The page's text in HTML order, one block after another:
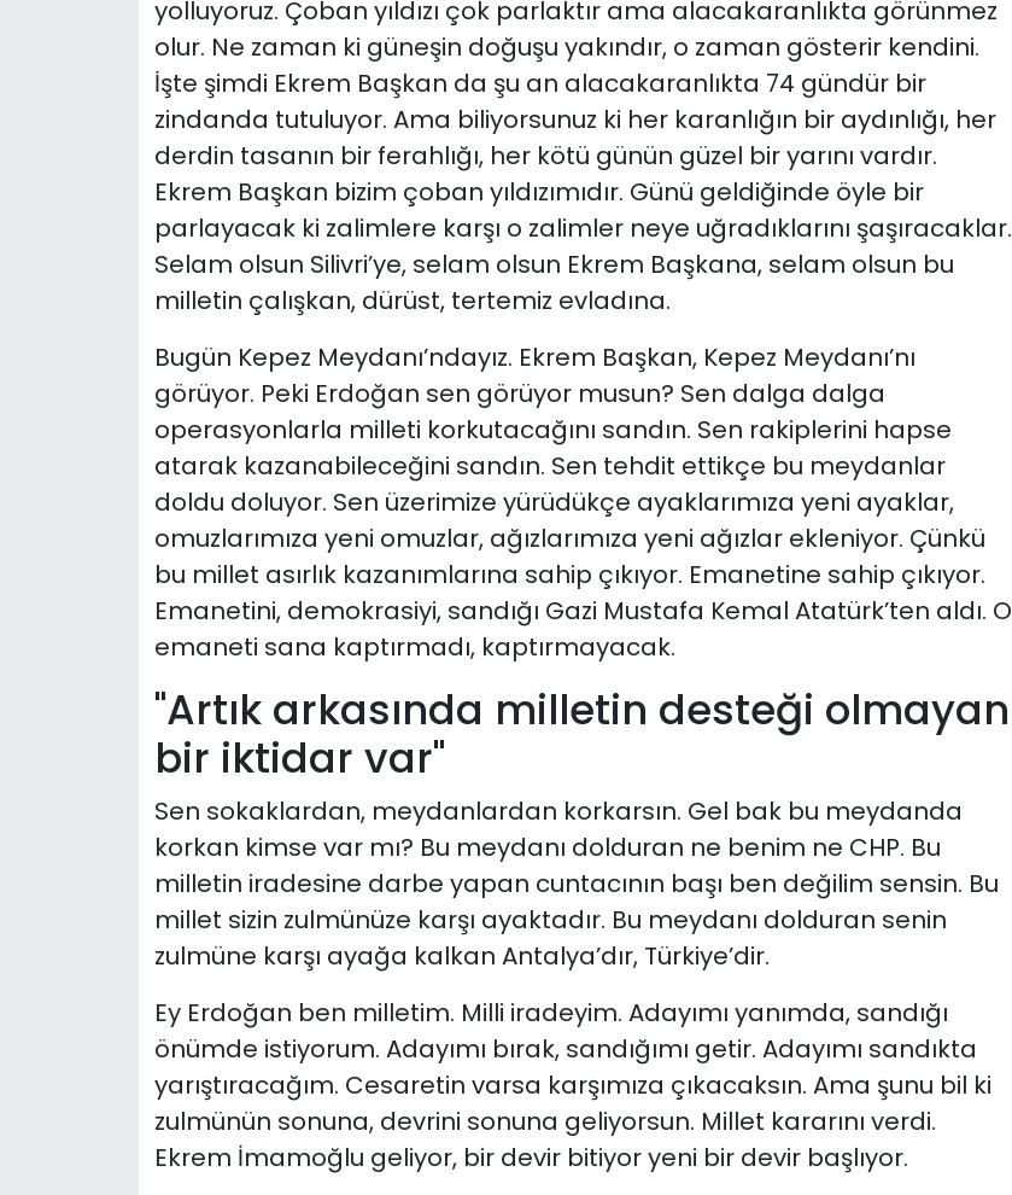
yolluyoruz. Çoban yıldızı çok parlaktır ama alacakaranlıkta görünmez
olur. Ne zaman ki güneşin doğuşu yakındır, o zaman gösterir kendini.
İşte şimdi Ekrem Başkan da şu an alacakaranlıkta 74 gündür bir
zindanda tutuluyor. Ama biliyorsunuz ki her karanlığın bir aydınlığı, her
derdin tasanın bir ferahlığı, her kötü günün güzel bir yarını vardır.
Ekrem Başkan bizim çoban yıldızımıdır. Günü geldiğinde öyle bir
parlayacak ki zalimlere karşı o zalimler neye uğradıklarını şaşıracaklar.
Selam olsun Silivri’ye, selam olsun Ekrem Başkana, selam olsun bu
milletin çalışkan, dürüst, tertemiz evladına.
Bugün Kepez Meydanı’ndayız. Ekrem Başkan, Kepez Meydanı’nı
görüyor. Peki Erdoğan sen görüyor musun? Sen dalga dalga
operasyonlarla milleti korkutacağını sandın. Sen rakiplerini hapse
atarak kazanabileceğini sandın. Sen tehdit ettikçe bu meydanlar
doldu doluyor. Sen üzerimize yürüdükçe ayaklarımıza yeni ayaklar,
omuzlarımıza yeni omuzlar, ağızlarımıza yeni ağızlar ekleniyor. Çünkü
bu millet asırlık kazanımlarına sahip çıkıyor. Emanetine sahip çıkıyor.
Emanetini, demokrasiyi, sandığı Gazi Mustafa Kemal Atatürk’ten aldı. O
emaneti sana kaptırmadı, kaptırmayacak.
"Artık arkasında milletin desteği olmayan
bir iktidar var"
Sen sokaklardan, meydanlardan korkarsın. Gel bak bu meydanda
korkan kimse var mı? Bu meydanı dolduran ne benim ne CHP. Bu
milletin iradesine darbe yapan cuntacının başı ben değilim sensin. Bu
millet sizin zulmünüze karşı ayaktadır. Bu meydanı dolduran senin
zulmüne karşı ayağa kalkan Antalya’dır, Türkiye’dir.
Ey Erdoğan ben milletim. Milli iradeyim. Adayımı yanımda, sandığı
önümde istiyorum. Adayımı bırak, sandığımı getir. Adayımı sandıkta
yarıştıracağım. Cesaretin varsa karşımıza çıkacaksın. Ama şunu bil ki
zulmünün sonuna, devrini sonuna geliyorsun. Millet kararını verdi.
Ekrem İmamoğlu geliyor, bir devir bitiyor yeni bir devir başlıyor.